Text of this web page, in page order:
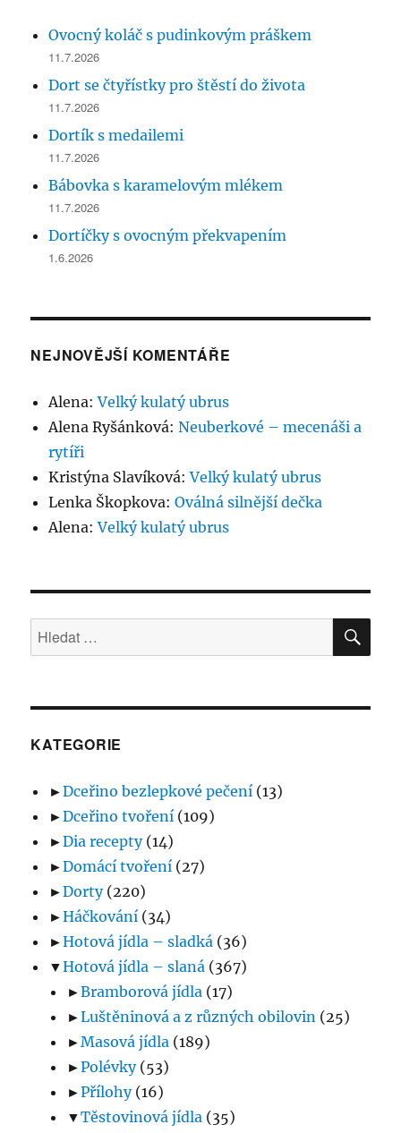
Ovocný koláč s pudinkovým práškem
11.7.2026
Dort se čtyřístky pro štěstí do života
11.7.2026
Dortík s medailemi
11.7.2026
Bábovka s karamelovým mlékem
11.7.2026
Dortíčky s ovocným překvapením
1.6.2026
NEJNOVĚJŠÍ KOMENTÁŘE
Alena:Velký kulatý ubrus
Alena Ryšánková:Neuberkové – mecenáši a
rytíři
Kristýna Slavíková:Velký kulatý ubrus
Lenka Škopkova:Oválná silnější dečka
Alena:Velký kulatý ubrus
Hledat:
KATEGORIE
►Dceřino bezlepkové pečení (13)
►Dceřino tvoření (109)
►Dia recepty(14)
►Domácí tvoření (27)
►Dorty(220)
►Háčkování (34)
►Hotová jídla – sladká (36)
▼Hotová jídla – slaná (367)
►Bramborová jídla (17)
►Luštěninová a z různých obilovin (25)
►Masová jídla (189)
►Polévky(53)
►Přílohy(16)
▼Těstovinová jídla (35)